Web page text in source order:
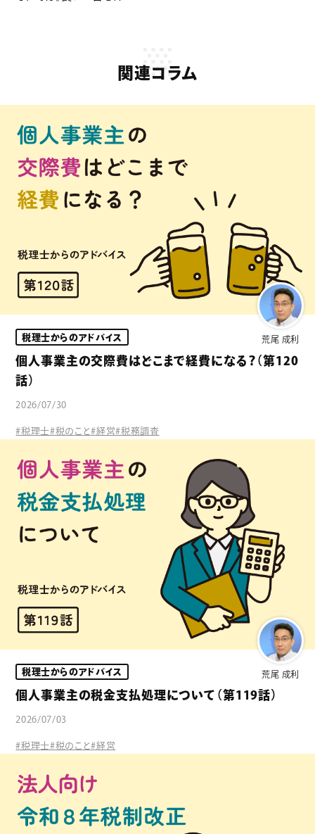
関連コラム
荒尾 成利
税理士からのアドバイス
個人事業主の交際費はどこまで経費になる？（第120
話）
2026/07/30
#税理士#税のこと#経営#税務調査
荒尾 成利
税理士からのアドバイス
個人事業主の税金支払処理について（第119話）
2026/07/03
#税理士#税のこと#経営